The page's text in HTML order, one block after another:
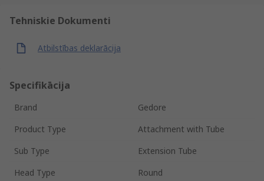
Tehniskie Dokumenti
Atbilstības deklarācija
Specifikācija
Brand
Gedore
Product Type
Attachment with Tube
Sub Type
Extension Tube
Head Type
Round